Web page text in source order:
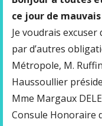
ce jour de
Je voudrais
par d’autres
Métropole, M.
Haussoullier
Mme Margaux
Consule Honoraire